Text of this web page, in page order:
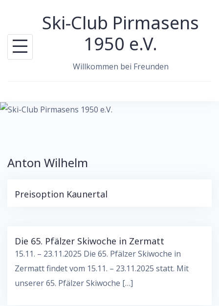
content
Ski-Club Pirmasens
1950 e.V.
Willkommen bei Freunden
Anton Wilhelm
Preisoption Kaunertal
Die 65. Pfälzer Skiwoche in Zermatt
15.11. – 23.11.2025 Die 65. Pfälzer Skiwoche in
Zermatt findet vom 15.11. – 23.11.2025 statt. Mit
unserer 65. Pfälzer Skiwoche […]